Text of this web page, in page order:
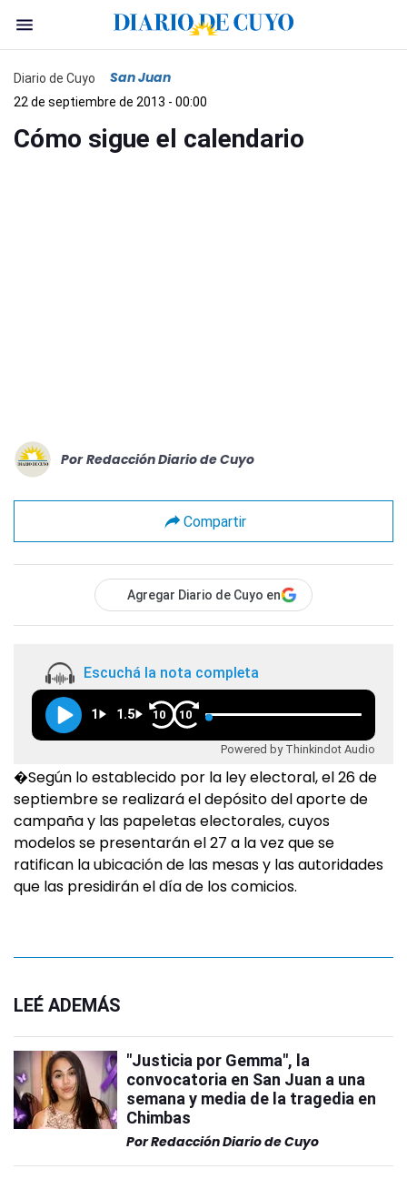
Diario de Cuyo San Juan
22 de septiembre de 2013 - 00:00
Cómo sigue el calendario
Por Redacción Diario de Cuyo
Compartir
Agregar Diario de Cuyo en
Escuchá la nota completa
1 1.5 10 10
Powered by Thinkindot Audio
�Según lo establecido por la ley electoral, el 26 de
septiembre se realizará el depósito del aporte de
campaña y las papeletas electorales, cuyos
modelos se presentarán el 27 a la vez que se
ratifican la ubicación de las mesas y las autoridades
que las presidirán el día de los comicios.
LEÉ ADEMÁS
"Justicia por Gemma", la
convocatoria en San Juan a una
semana y media de la tragedia en
Chimbas
PorRedacción Diario de Cuyo